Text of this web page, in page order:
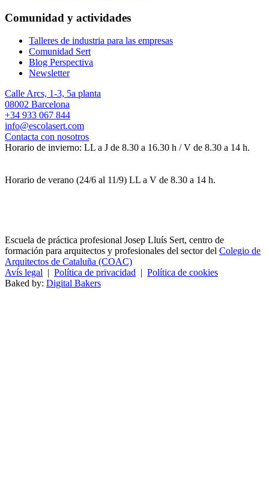
Comunidad y actividades
Talleres de industria para las empresas
Comunidad Sert
Blog Perspectiva
Newsletter
Calle Arcs, 1-3, 5a planta
08002 Barcelona
+34 933 067 844
info@escolasert.com
Contacta con nosotros
Horario de invierno: LL a J de 8.30 a 16.30 h / V de 8.30 a 14 h.
Horario de verano (24/6 al 11/9) LL a V de 8.30 a 14 h.
Escuela de práctica profesional Josep Lluís Sert, centro de
formación para arquitectos y profesionales del sector del Colegio de
Arquitectos de Cataluña (COAC)
Avís legal | Política de privacidad | Política de cookies
Baked by: Digital Bakers